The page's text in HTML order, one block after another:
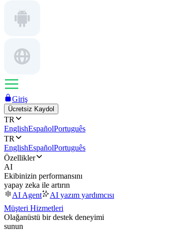
Giriş
Ücretsiz Kaydol
TR
EnglishEspañolPortuguês
TR
EnglishEspañolPortuguês
Özellikler
AI
Ekibinizin performansını
yapay zeka ile artırın
AI Agent
AI yazım yardımcısı
Müşteri Hizmetleri
Olağanüstü bir destek deneyimi
sunun